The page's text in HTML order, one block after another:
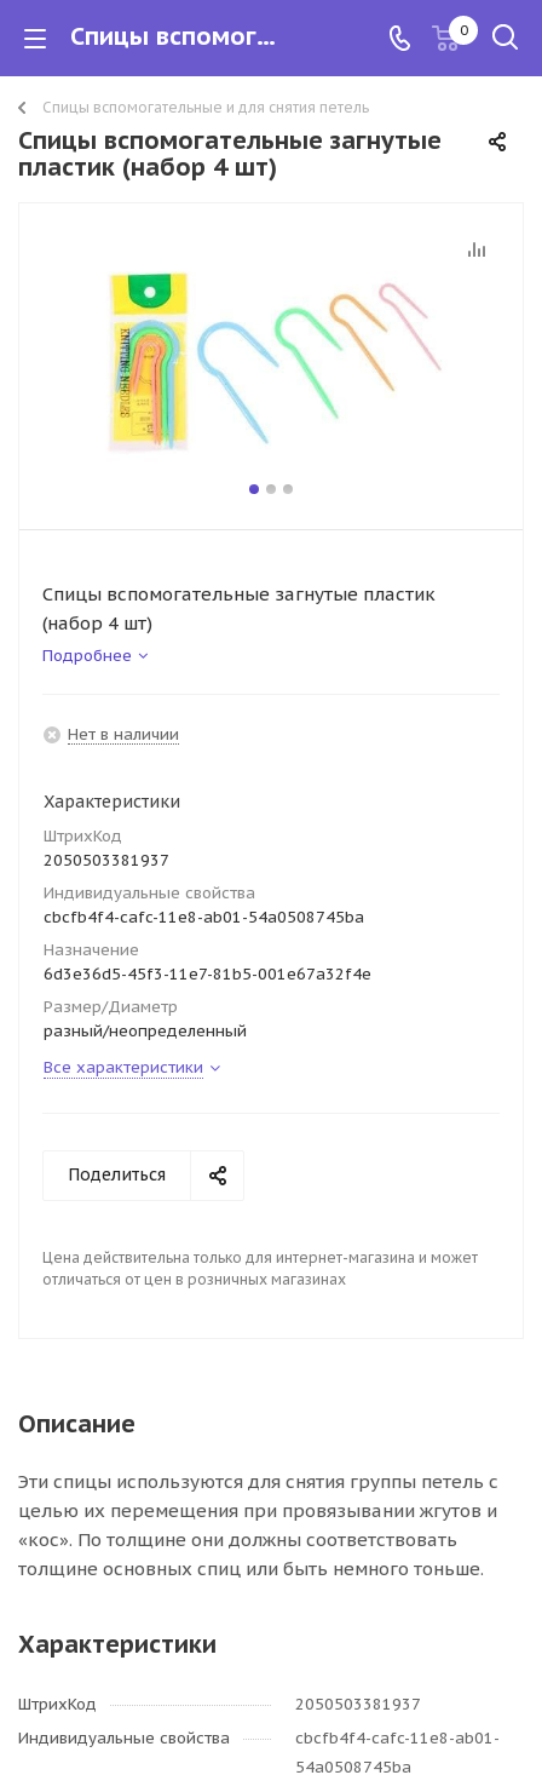
Спицы вспомогательные загнутые пластик (набор 4 шт) 0
Спицы вспомогательные и для снятия петель
Спицы вспомогательные загнутые
пластик (набор 4 шт)
Спицы вспомогательные загнутые пластик
(набор 4 шт)
Подробнее
Нет в наличии
Характеристики
ШтрихКод
2050503381937
Индивидуальные свойства
cbcfb4f4-cafc-11e8-ab01-54a0508745ba
Назначение
6d3e36d5-45f3-11e7-81b5-001e67a32f4e
Размер/Диаметр
разный/неопределенный
Все характеристики
Поделиться
Цена действительна только для интернет-магазина и может
отличаться от цен в розничных магазинах
Описание
Эти спицы используются для снятия группы петель с
целью их перемещения при провязывании жгутов и
«кос». По толщине они должны соответствовать
толщине основных спиц или быть немного тоньше.
Характеристики
ШтрихКод
2050503381937
Индивидуальные свойства
cbcfb4f4-cafc-11e8-ab01-
54a0508745ba